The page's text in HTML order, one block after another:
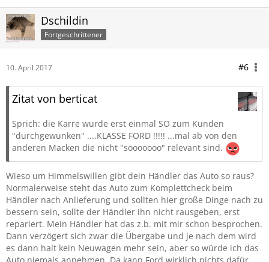
Dschildin
Fortgeschrittener
10. April 2017 #6
Zitat von berticat
Sprich: die Karre wurde erst einmal SO zum Kunden
"durchgewunken" ....KLASSE FORD !!!!! ...mal ab von den
anderen Macken die nicht "sooooooo" relevant sind.
Wieso um Himmelswillen gibt dein Händler das Auto so raus?
Normalerweise steht das Auto zum Komplettcheck beim
Händler nach Anlieferung und sollten hier große Dinge nach zu
bessern sein, sollte der Händler ihn nicht rausgeben, erst
repariert. Mein Händler hat das z.b. mit mir schon besprochen.
Dann verzögert sich zwar die Übergabe und je nach dem wird
es dann halt kein Neuwagen mehr sein, aber so würde ich das